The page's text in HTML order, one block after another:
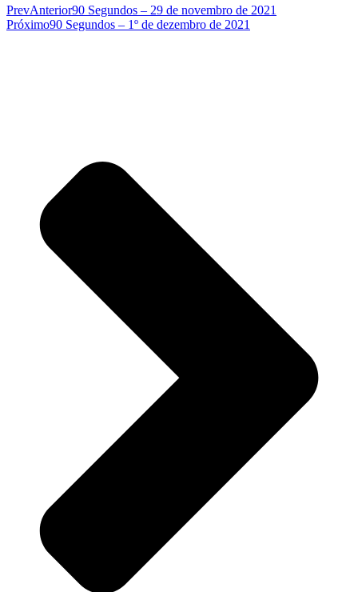
PrevAnterior90 Segundos – 29 de novembro de 2021
Próximo90 Segundos – 1º de dezembro de 2021